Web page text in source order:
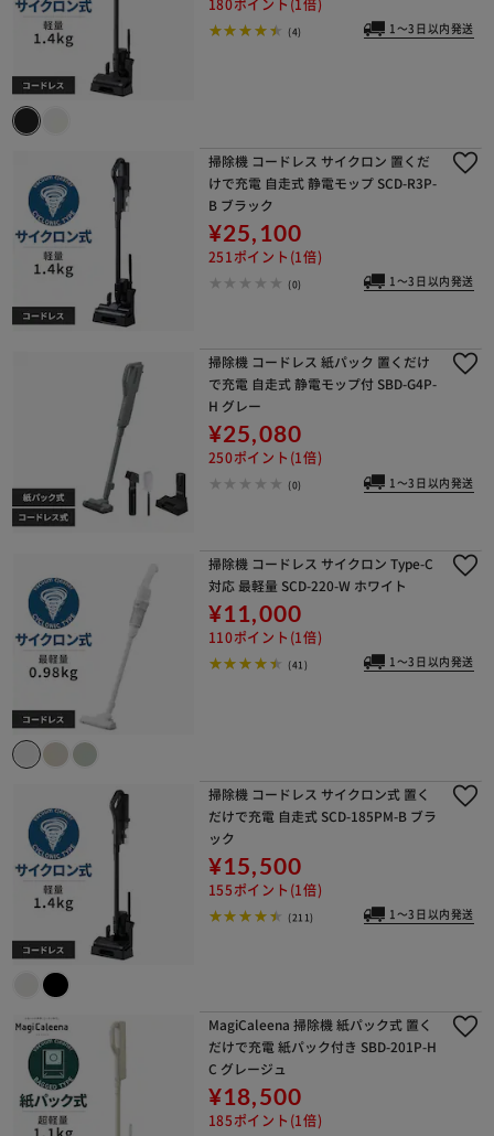
(4) 1～3日以内発送
掃除機 コードレス サイクロン 置くだ
けで充電 自走式 静電モップ SCD-R3P-
B ブラック
¥25,100
251ポイント(1倍)
(0) 1～3日以内発送
掃除機 コードレス 紙パック 置くだけ
で充電 自走式 静電モップ付 SBD-G4P-
H グレー
¥25,080
250ポイント(1倍)
(0) 1～3日以内発送
掃除機 コードレス サイクロン Type-C
対応 最軽量 SCD-220-W ホワイト
¥11,000
110ポイント(1倍)
(41) 1～3日以内発送
掃除機 コードレス サイクロン式 置く
だけで充電 自走式 SCD-185PM-B ブラ
ック
¥15,500
155ポイント(1倍)
(211) 1～3日以内発送
MagiCaleena 掃除機 紙パック式 置く
だけで充電 紙パック付き SBD-201P-H
C グレージュ
¥18,500
185ポイント(1倍)